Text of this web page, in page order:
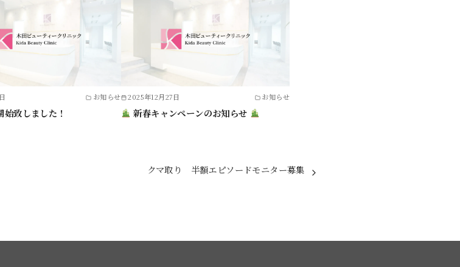
お知らせ
致しました！
2025年12月27日 お知らせ
新春キャンペーンのお知らせ
クマ取り 半額エピソードモニター募集